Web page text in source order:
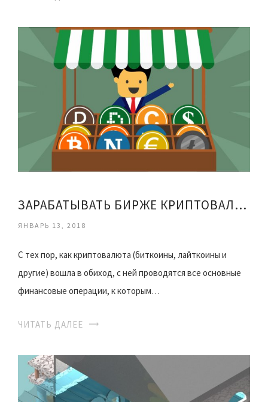
ЗАРАБАТЫВАТЬ БИРЖЕ КРИПТОВАЛЮТЫ
ЯНВАРЬ 13, 2018
С тех пор, как криптовалюта (биткоины, лайткоины и
другие) вошла в обиход, с ней проводятся все основные
финансовые операции, к которым…
ЧИТАТЬ ДАЛЕЕ